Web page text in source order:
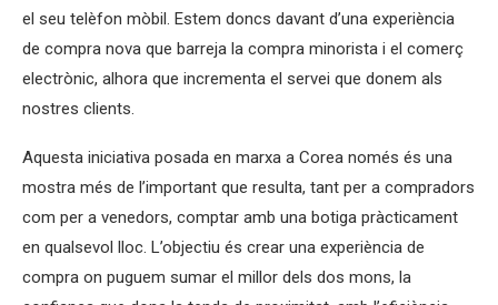
el seu telèfon mòbil. Estem doncs davant d’una experiència
de compra nova que barreja la compra minorista i el comerç
electrònic, alhora que incrementa el servei que donem als
nostres clients.
Aquesta iniciativa posada en marxa a Corea només és una
mostra més de l’important que resulta, tant per a compradors
com per a venedors, comptar amb una botiga pràcticament
en qualsevol lloc. L’objectiu és crear una experiència de
compra on puguem sumar el millor dels dos mons, la